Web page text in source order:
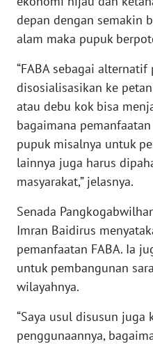
depan dengan semakin
alam maka pupuk
“FABA sebagai
disosialisasikan ke
atau debu kok bisa
bagaimana
pupuk misalnya untuk
lainnya juga harus
masyarakat,” jelasnya.
Senada
Imran Baidirus
pemanfaatan FABA. Ia
untuk pembangunan
wilayahnya.
“Saya usul disusun juga
penggunaannya,
JATENG
WN
WN
JOGJA
WN
JATIM
BALI
WN
KALBAR
KALTENG